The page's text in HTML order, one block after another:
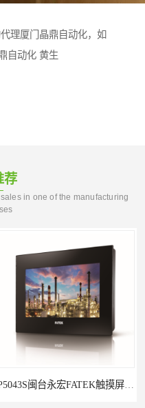
理厦门晶鼎自动化，如
自动化 黄生
荐
in one of the manufacturing
永宏7寸触摸屏HF070L-00